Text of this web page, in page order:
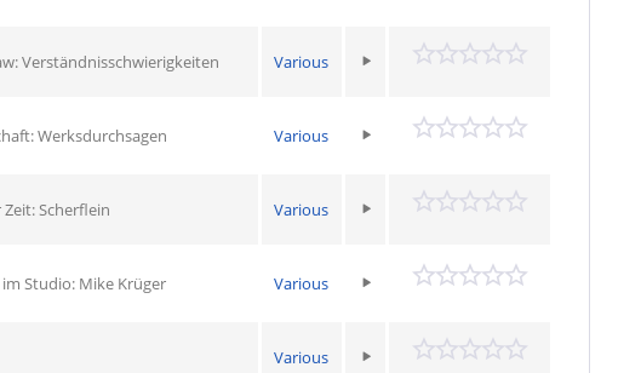
Verständnisschwierigkeiten Various
Werksdurchsagen Various
Scherflein Various
im Studio: Mike Krüger Various
Various